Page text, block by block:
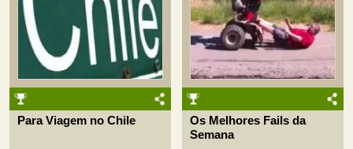
Para Viagem no Chile
Os Melhores Fails da
Semana